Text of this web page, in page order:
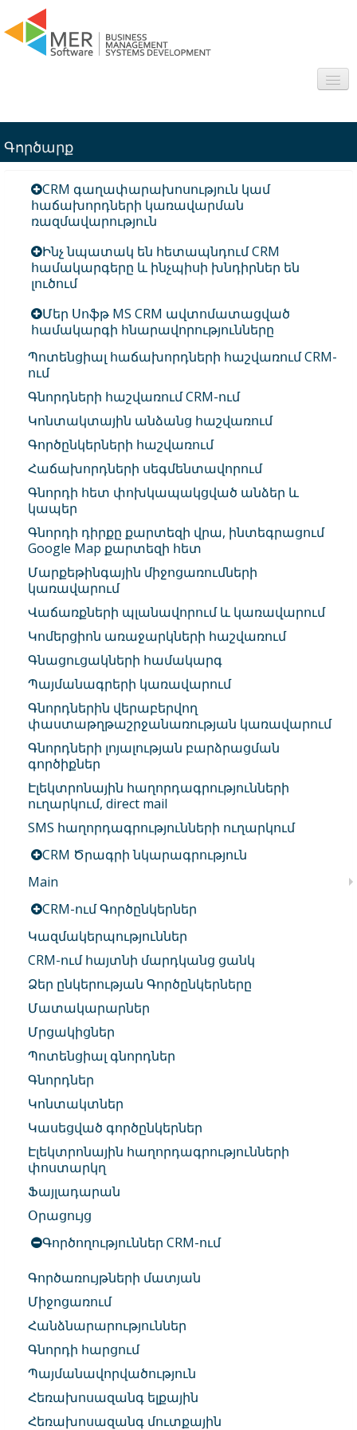
Sectors
Products
Frequently asked questions
Contact
Գործարք
CRM գաղափարախոսություն կամ
հաճախորդների կառավարման
ռազմավարություն
Ինչ նպատակ են հետապնդում CRM
համակարգերը և ինչպիսի խնդիրներ են
լուծում
Մեր Սոֆթ MS CRM ավտոմատացված
համակարգի հնարավորությունները
Պոտենցիալ հաճախորդների հաշվառում CRM-
ում
Գնորդների հաշվառում CRM-ում
Կոնտակտային անձանց հաշվառում
Գործընկերների հաշվառում
Հաճախորդների սեգմենտավորում
Գնորդի հետ փոխկապակցված անձեր և
կապեր
Գնորդի դիրքը քարտեզի վրա, ինտեգրացում
Google Map քարտեզի հետ
Մարքեթինգային միջոցառումների
կառավարում
Վաճառքների պլանավորում և կառավարում
Կոմերցիոն առաջարկների հաշվառում
Գնացուցակների համակարգ
Պայմանագրերի կառավարում
Գնորդներին վերաբերվող
փաստաթղթաշրջանառության կառավարում
Գնորդների լոյալության բարձրացման
գործիքներ
Էլեկտրոնային հաղորդագրությունների
ուղարկում, direct mail
SMS հաղորդագրությունների ուղարկում
CRM Ծրագրի նկարագրություն
Main
CRM-ում Գործընկերներ
Կազմակերպություններ
CRM-ում հայտնի մարդկանց ցանկ
Ձեր ընկերության Գործընկերները
Մատակարարներ
Մրցակիցներ
Պոտենցիալ գնորդներ
Գնորդներ
Կոնտակտներ
Կասեցված գործընկերներ
Էլեկտրոնային հաղորդագրությունների
փոստարկղ
Ֆայլադարան
Օրացույց
Գործողություններ CRM-ում
Գործառույթների մատյան
Միջոցառում
Հանձնարարություններ
Գնորդի հարցում
Պայմանավորվածություն
Հեռախոսազանգ ելքային
Հեռախոսազանգ մուտքային